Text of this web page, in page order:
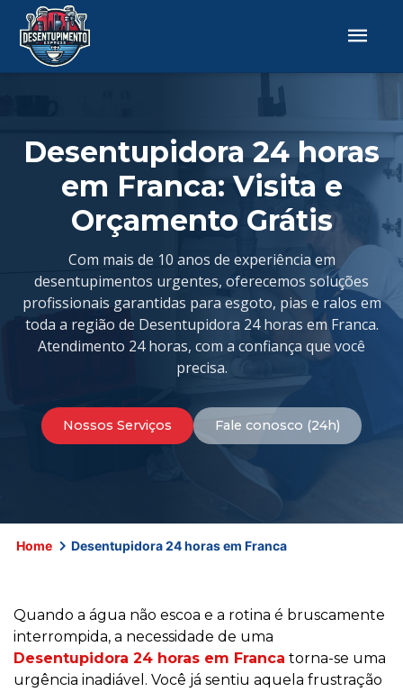
Desentupidora 24 horas
em Franca: Visita e
Orçamento Grátis
Com mais de 10 anos de experiência em
desentupimentos urgentes, oferecemos soluções
profissionais garantidas para esgoto, pias e ralos em
toda a região de Desentupidora 24 horas em Franca.
Atendimento 24 horas, com a confiança que você
precisa.
Nossos Serviços Fale conosco (24h)
Home Desentupidora 24 horas em Franca
Quando a água não escoa e a rotina é bruscamente
interrompida, a necessidade de uma
Desentupidora 24 horas em Franca torna-se uma
urgência inadiável. Você já sentiu aquela frustração